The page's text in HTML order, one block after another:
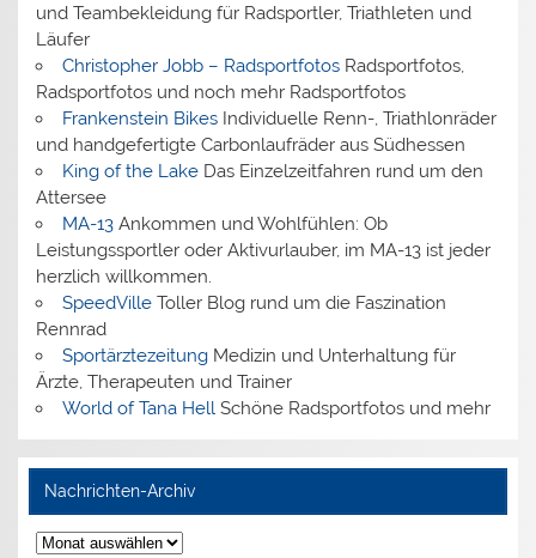
und Teambekleidung für Radsportler, Triathleten und
Läufer
Christopher Jobb – RadsportfotosRadsportfotos,
Radsportfotos und noch mehr Radsportfotos
Frankenstein BikesIndividuelle Renn-, Triathlonräder
und handgefertigte Carbonlaufräder aus Südhessen
King of the LakeDas Einzelzeitfahren rund um den
Attersee
MA-13Ankommen und Wohlfühlen: Ob
Leistungssportler oder Aktivurlauber, im MA-13 ist jeder
herzlich willkommen.
SpeedVilleToller Blog rund um die Faszination
Rennrad
SportärztezeitungMedizin und Unterhaltung für
Ärzte, Therapeuten und Trainer
World of Tana HellSchöne Radsportfotos und mehr
Nachrichten-Archiv
Nachrichten-